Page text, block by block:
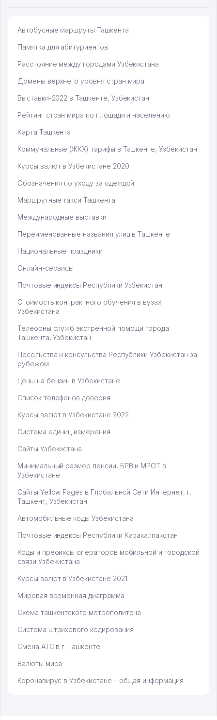
Автобусные маршруты Ташкента
Памятка для абитуриентов
Расстояние между городами Узбекистана
Домены верхнего уровня стран мира
Выставки-2022 в Ташкенте, Узбекистан
Рейтинг стран мира по площади и населению
Карта Ташкента
Коммунальные (ЖКХ) тарифы в Ташкенте, Узбекистан
Курсы валют в Узбекистане 2020
Обозначения по уходу за одеждой
Маршрутные такси Ташкента
Международные выставки
Переименованные названия улиц в Ташкенте
Национальные праздники
Онлайн-сервисы
Почтовые индексы Республики Узбекистан
Стоимость контрактного обучения в вузах
Узбекистана
Телефоны служб экстренной помощи города
Ташкента, Узбекистан
Посольства и консульства Республики Узбекистан за
рубежом
Цены на бензин в Узбекистане
Список телефонов доверия
Курсы валют в Узбекистане 2022
Система единиц измерения
Сайты Узбекистана
Минимальный размер пенсии, БРВ и МРОТ в
Узбекистане
Сайты Yellow Pages в Глобальной Сети Интернет, г.
Ташкент, Узбекистан
Автомобильные коды Узбекистана
Почтовые индексы Республики Каракалпакстан
Коды и префиксы операторов мобильной и городской
связи Узбекистана
Курсы валют в Узбекистане 2021
Мировая временная диаграмма
Схема ташкентского метрополитена
Система штрихового кодирования
Смена АТС в г. Ташкенте
Валюты мира
Коронавирус в Узбекистане – общая информация